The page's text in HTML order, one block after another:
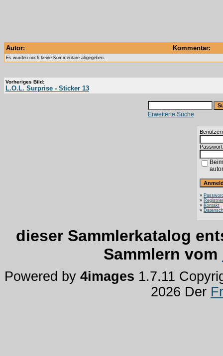
Autor: Kommentar:
Es wurden noch keine Kommentare abgegeben.
Vorheriges Bild:
L.O.L. Surprise - Sticker 13
Erweiterte Suche
»
»
» Kontakt
»
dieser Sammlerkatalog
Sammlern vom
Powered by 4images 1.7.11
2026 Der